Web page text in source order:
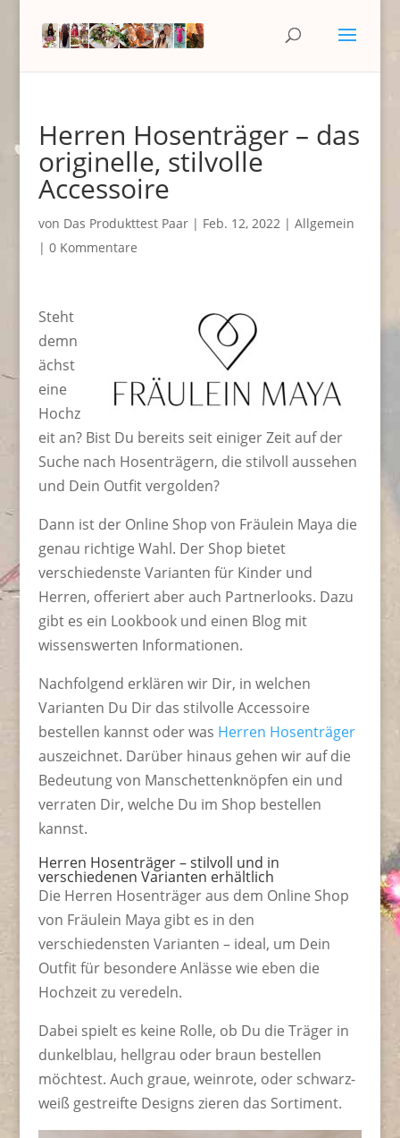
Herren Hosenträger – das
originelle, stilvolle
Accessoire
von Das Produkttest Paar| Feb. 12, 2022| Allgemein
| 0 Kommentare
Steht
demn
ächst
eine
Hochz
eit an? Bist Du bereits seit einiger Zeit auf der
Suche nach Hosenträgern, die stilvoll aussehen
und Dein Outfit vergolden?
Dann ist der Online Shop von Fräulein Maya die
genau richtige Wahl. Der Shop bietet
verschiedenste Varianten für Kinder und
Herren, offeriert aber auch Partnerlooks. Dazu
gibt es ein Lookbook und einen Blog mit
wissenswerten Informationen.
Nachfolgend erklären wir Dir, in welchen
Varianten Du Dir das stilvolle Accessoire
bestellen kannst oder was Herren Hosenträger
auszeichnet. Darüber hinaus gehen wir auf die
Bedeutung von Manschettenknöpfen ein und
verraten Dir, welche Du im Shop bestellen
kannst.
Herren Hosenträger – stilvoll und in
verschiedenen Varianten erhältlich
Die Herren Hosenträger aus dem Online Shop
von Fräulein Maya gibt es in den
verschiedensten Varianten – ideal, um Dein
Outfit für besondere Anlässe wie eben die
Hochzeit zu veredeln.
Dabei spielt es keine Rolle, ob Du die Träger in
dunkelblau, hellgrau oder braun bestellen
möchtest. Auch graue, weinrote, oder schwarz-
weiß gestreifte Designs zieren das Sortiment.